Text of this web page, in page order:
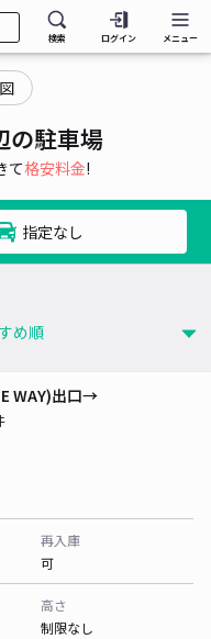
検索 ログイン メニュー
の駐車場
て格安料金!
指定なし
WAY)出口→
再入庫
可
高さ
制限なし